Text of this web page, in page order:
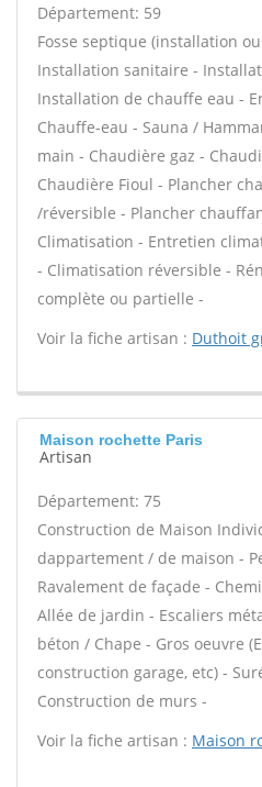
Département: 59
Fosse septique (installation
Installation sanitaire -
Installation de chauffe eau -
Chauffe-eau - Sauna /
main - Chaudière gaz -
Chaudière Fioul - Plancher
/réversible - Plancher
Climatisation - Entretien
- Climatisation réversible -
complète ou partielle -
Voir la fiche artisan : Duthoit
Maison rochette Paris
Artisan
Département: 75
Construction de Maison
dappartement / de maison -
Ravalement de façade -
Allée de jardin - Escaliers
béton / Chape - Gros oeuvre
construction garage, etc) -
Construction de murs -
Voir la fiche artisan : Maison